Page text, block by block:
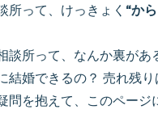
所って、けっきょく “か
談所って、なんか裏が
結婚できるの？ 売れ残
問を抱えて、このページ